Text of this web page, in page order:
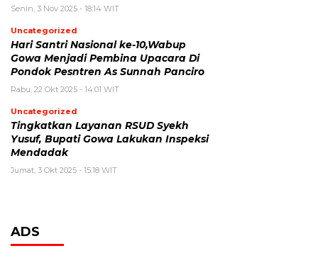
Senin, 3 Nov 2025 - 18:14 WIT
Uncategorized
Hari Santri Nasional ke-10,Wabup
Gowa Menjadi Pembina Upacara Di
Pondok Pesntren As Sunnah Panciro
Rabu, 22 Okt 2025 - 14:01 WIT
Uncategorized
Tingkatkan Layanan RSUD Syekh
Yusuf, Bupati Gowa Lakukan Inspeksi
Mendadak
Jumat, 3 Okt 2025 - 15:18 WIT
ADS